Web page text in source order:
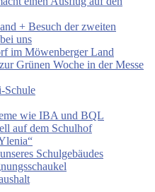
+ Besuch der zweiten
uns
im Möwenberger Land
Grünen Woche in der Messe
Schule
wie IBA und BQL
auf dem Schulhof
Schulgebäudes